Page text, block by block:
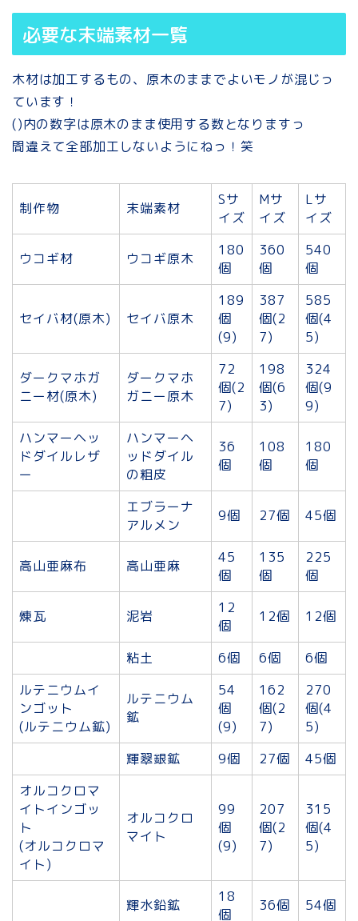
必要な末端素材一覧
木材は加工するもの、原木のままでよいモノが混じっ
ています！
()内の数字は原木のまま使用する数となりますっ
間違えて全部加工しないようにねっ！笑
制作物 末端素材
Sサ
イズ
Mサ
イズ
Lサ
イズ
ウコギ材 ウコギ原木
180
個
360
個
540
個
セイバ材(原木) セイバ原木
189
個
(9)
387
個(2
7)
585
個(4
5)
ダークマホガ
ニー材(原木)
ダークマホ
ガニー原木
72
個(2
7)
198
個(6
3)
324
個(9
9)
ハンマーヘッ
ドダイルレザ
ー
ハンマーヘ
ッドダイル
の粗皮
36
個
108
個
180
個
エブラーナ
アルメン
9個 27個 45個
高山亜麻布 高山亜麻
45
個
135
個
225
個
煉瓦 泥岩
12
個
12個 12個
粘土 6個 6個
6個
ルテニウムイ
ンゴット
(ルテニウム鉱)
ルテニウム
鉱
54
個
(9)
162
個(2
7)
270
個(4
5)
輝翠銀鉱
9個 27個
45個
オルコクロマ
イトインゴッ
ト
(オルコクロマ
イト)
オルコクロ
マイト
99
個
(9)
207
個(2
7)
315
個(4
5)
輝水鉛鉱
18
個
36個 54個